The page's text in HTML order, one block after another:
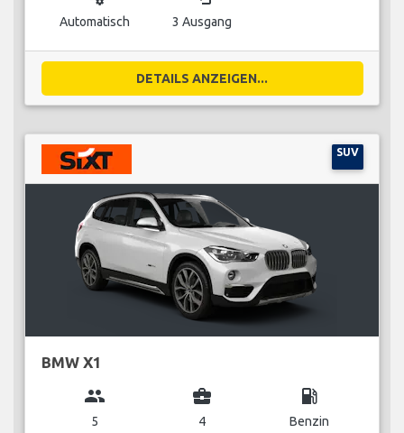
Automatisch 3 Ausgang
DETAILS ANZEIGEN...
SUV
BMW X1
group
5
business_center
4
local_gas_station
Benzin